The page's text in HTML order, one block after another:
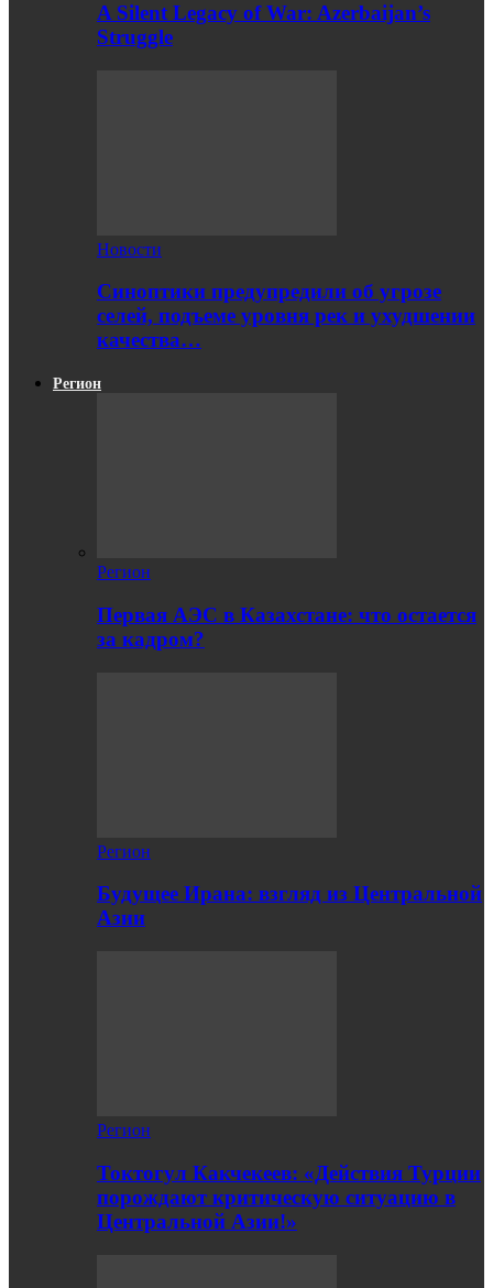
A Silent Legacy of War: Azerbaijan’s
Struggle
Новости
Синоптики предупредили об угрозе
селей, подъеме уровня рек и ухудшении
качества…
Регион
Регион
Первая АЭС в Казахстане: что остается
за кадром?
Регион
Будущее Ирана: взгляд из Центральной
Азии
Регион
Токтогул Какчекеев: «Действия Турции
порождают критическую ситуацию в
Центральной Азии!»